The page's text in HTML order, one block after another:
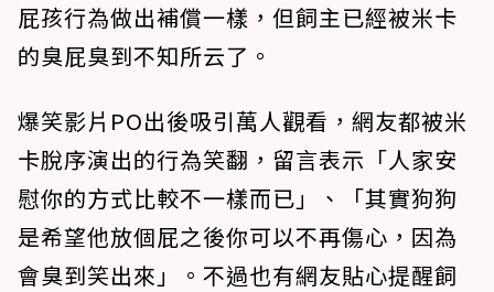
屁孩行為做出補償一樣，但飼主已經被米卡
的臭屁臭到不知所云了。
爆笑影片PO出後吸引萬人觀看，網友都被米
卡脫序演出的行為笑翻，留言表示「人家安
慰你的方式比較不一樣而已」、「其實狗狗
是希望他放個屁之後你可以不再傷心，因為
會臭到笑出來」。不過也有網友貼心提醒飼